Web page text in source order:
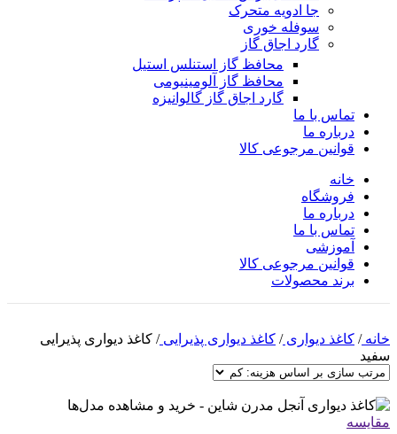
جا ادویه متحرک
سوفله خوری
گارد اجاق گاز
محافظ گاز استنلس استیل
محافظ گاز آلومینیومی
گارد اجاق گاز گالوانیزه
تماس با ما
درباره ما
قوانین مرجوعی کالا
خانه
فروشگاه
درباره ما
تماس با ما
آموزشی
قوانین مرجوعی کالا
برند محصولات
خانه/ کاغذ دیواری/ کاغذ دیواری پذیرایی/ کاغذ دیواری پذیرایی
سفید
مقایسه